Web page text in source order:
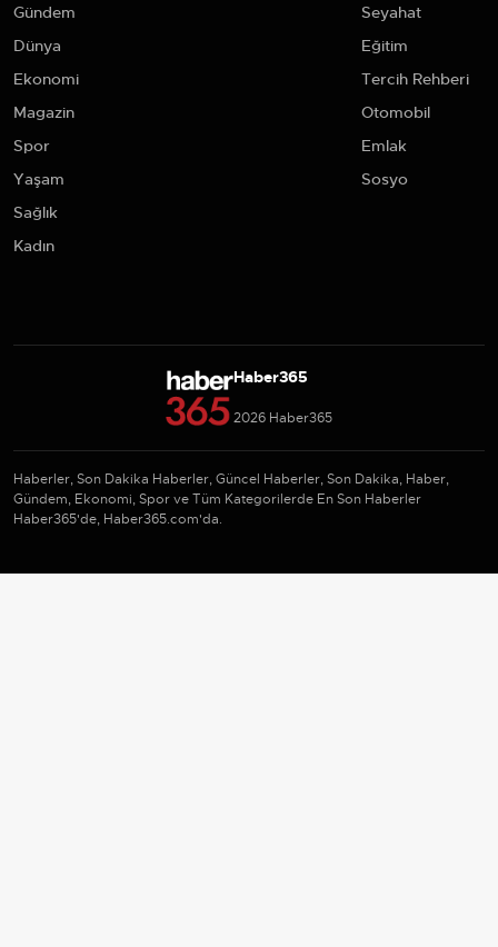
Gündem
Dünya
Ekonomi
Magazin
Spor
Yaşam
Sağlık
Kadın
Seyahat
Eğitim
Tercih Rehberi
Otomobil
Emlak
Sosyo
Haber365
2026 Haber365
Haberler, Son Dakika Haberler, Güncel Haberler, Son Dakika, Haber,
Gündem, Ekonomi, Spor ve Tüm Kategorilerde En Son Haberler
Haber365'de, Haber365.com'da.